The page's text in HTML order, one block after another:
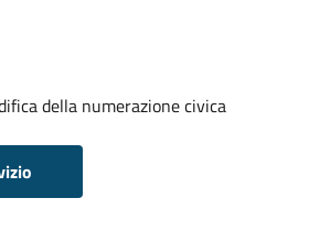
della numerazione civica